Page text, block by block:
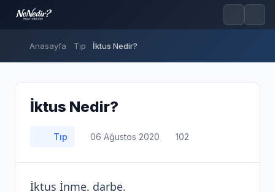
Anasayfa Tıp İktus Nedir?
İktus Nedir?
Tıp 06 Ağustos 2020 102
İktus İnme. darbe.